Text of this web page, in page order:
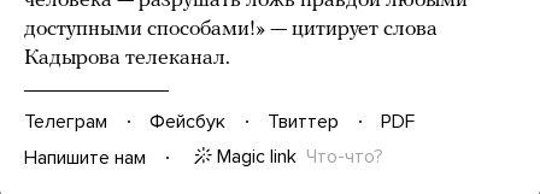
доступными способами!» — цитирует слова
Кадырова телеканал.
Телеграм Фейсбук Твиттер
PDF
Напишите нам
Magic link Что-что?